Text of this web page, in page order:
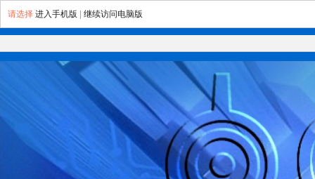
请选择 进入手机版 继续访问电脑版